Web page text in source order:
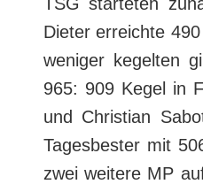
Dieter erreichte
weniger kegelten
965: 909 Kegel in
und Christian
Tagesbester mit
zwei weitere MP